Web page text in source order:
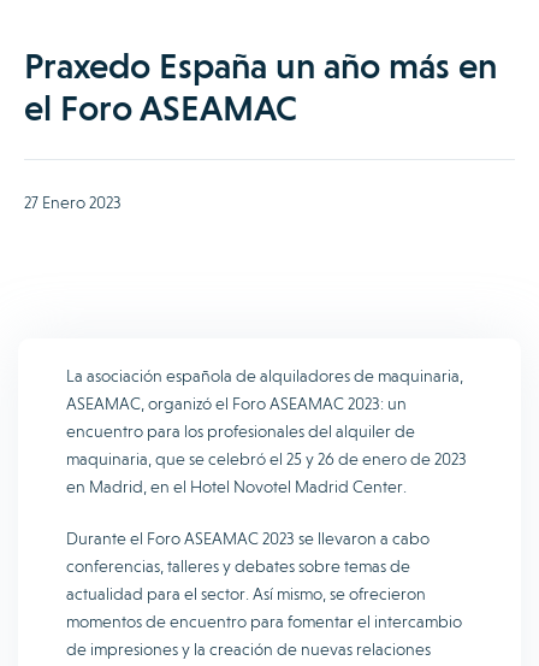
Praxedo España un año más en
el Foro ASEAMAC
27 Enero 2023
La asociación española de alquiladores de maquinaria,
ASEAMAC, organizó el Foro ASEAMAC 2023: un
encuentro para los profesionales del alquiler de
maquinaria, que se celebró el 25 y 26 de enero de 2023
en Madrid, en el Hotel Novotel Madrid Center.
Durante el Foro ASEAMAC 2023 se llevaron a cabo
conferencias, talleres y debates sobre temas de
actualidad para el sector. Así mismo, se ofrecieron
momentos de encuentro para fomentar el intercambio
de impresiones y la creación de nuevas relaciones